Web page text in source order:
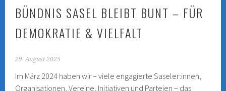
BÜNDNIS SASEL BLEIBT BUNT – FÜR
DEMOKRATIE & VIELFALT
29. August 2025
Im März 2024 haben wir – viele engagierte Saseler:innen,
Organisationen, Vereine, Initiativen und Parteien – das